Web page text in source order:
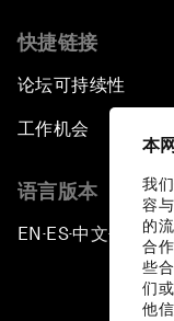
本
我
容
的
合
些
们
他
快捷链接
论坛可持续性
工作机会
语言版本
EN ▪ES▪中文▪ 日本語